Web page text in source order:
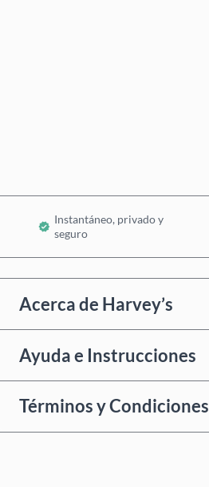
Instantáneo, privado y
seguro
Acerca de Harvey’s
Ayuda e Instrucciones
Términos y Condiciones